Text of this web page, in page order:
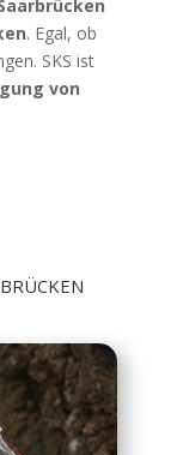
. Egal, ob
SKS ist
von